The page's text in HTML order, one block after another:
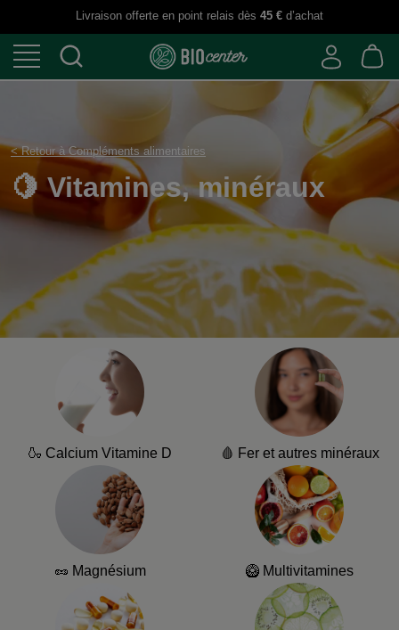
Livraison offerte en point relais dès 45 € d’achat
< Retour à Compléments alimentaires
🍋 Vitamines,
🍶 Calcium Vitamine D 🩸 Fer et autres minéraux
🥜 Magnésium 🥝 Multivitamines